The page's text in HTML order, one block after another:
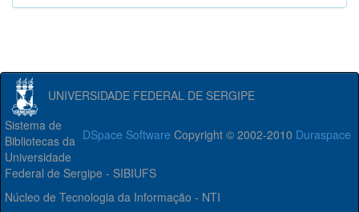
UNIVERSIDADE FEDERAL DE SERGIPE
DSpace Software Copyright © 2002-2010 Duraspace
Sistema de
Bibliotecas da
Universidade
Federal de Sergipe - SIBIUFS
Núcleo de Tecnologia da Informação - NTI